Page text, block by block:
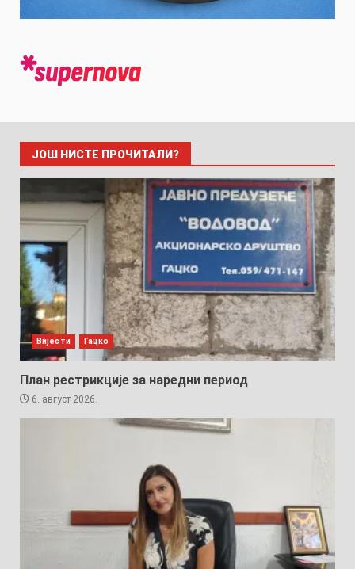
ЈОШ НИСТЕ ПРОЧИТАЛИ?
Вијести Гацко
План рестрикције за наредни период
6. август 2026.